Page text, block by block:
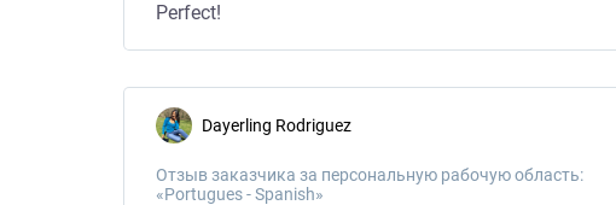
Perfect!
Dayerling Rodriguez
Отзыв заказчика за персональную рабочую область:
«Portugues - Spanish»